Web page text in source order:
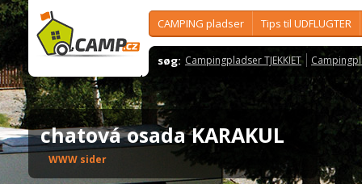
CAMPING pladser Tips til UDFLUGTER
søg: Campingpladser TJEKKIET
chatová osada KARAKUL
WWW sider